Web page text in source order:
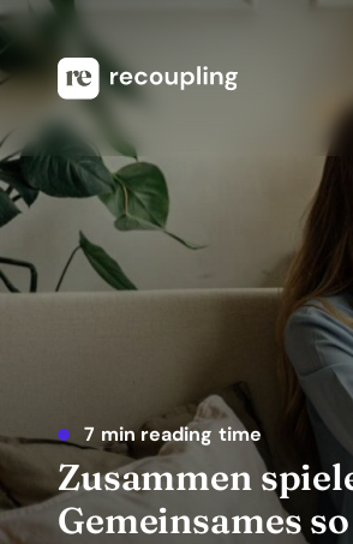
7 min reading time
Zusammen
Gemeinsames